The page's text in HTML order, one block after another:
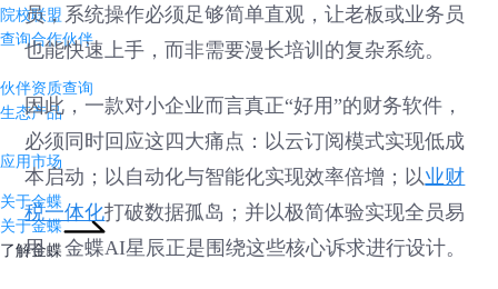
院校联盟
查询合作伙伴
伙伴资质查询
生态产品
应用市场
关于金蝶
关于金蝶
了解金蝶
员，系统操作必须足够简单直观，让老板或业务员
也能快速上手，而非需要漫长培训的复杂系统。
因此，一款对小企业而言真正“好用”的财务软件，
必须同时回应这四大痛点：以云订阅模式实现低成
本启动；以自动化与智能化实现效率倍增；以业财
税一体化打破数据孤岛；并以极简体验实现全员易
用。金蝶AI星辰正是围绕这些核心诉求进行设计。